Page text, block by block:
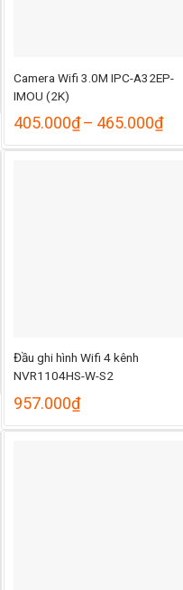
Camera Wifi 3.0M IPC-A32EP-
IMOU (2K)
405.000₫– 465.000₫
từ
Đầu ghi hình Wifi 4 kênh
NVR1104HS-W-S2
957.000₫